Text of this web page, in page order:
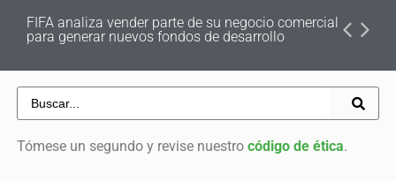
FIFA analiza vender parte de su negocio comercial
para generar nuevos fondos de desarrollo
Tómese un segundo y revise nuestro código de ética.